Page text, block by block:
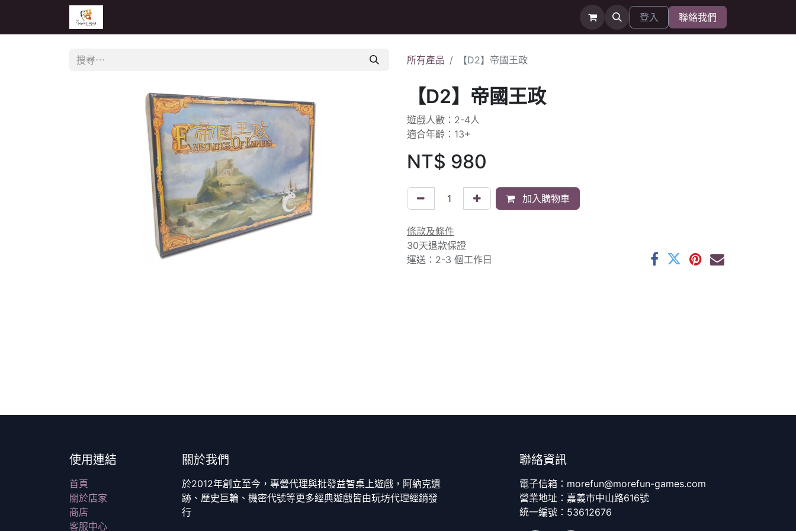
登入 聯絡我們
所有產品 【D2】帝國王政
【D2】帝國王政
遊戲人數：2-4人
適合年齡：13+
NT$ 980
加入購物車
條款及條件
30天退款保證
運送：2-3 個工作日
使用連結
首頁
關於店家
商店
客服中心
關於我們
於2012年創立至今，專營代理與批發益智桌上遊戲，阿納克遺
跡、歷史巨輪、機密代號等更多經典遊戲皆由玩坊代理經銷發
行
聯絡資訊
電子信箱：morefun@morefun-games.com
營業地址：嘉義市中山路616號
統一編號：53612676